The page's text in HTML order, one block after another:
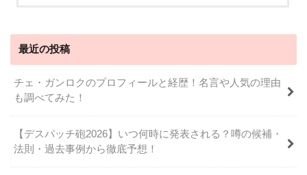
最近の投稿
チェ・ガンロクのプロフィールと経歴！名言や人気の理由
も調べてみた！
【デスパッチ砲2026】いつ何時に発表される？噂の候補・
法則・過去事例から徹底予想！